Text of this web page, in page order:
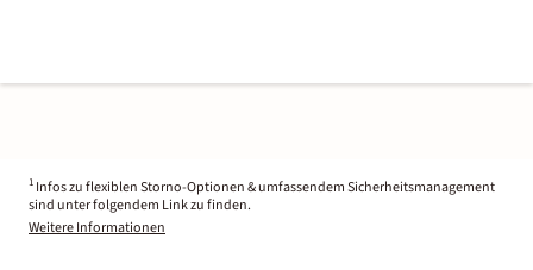
1 Infos zu flexiblen Storno-Optionen & umfassendem Sicherheitsmanagement
sind unter folgendem Link zu finden.
Weitere Informationen